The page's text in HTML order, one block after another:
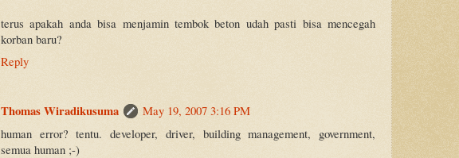
terus apakah anda bisa menjamin tembok beton udah pasti bisa mencegah
korban baru?
Reply
Thomas Wiradikusuma
May 19, 2007 3:16 PM
human error? tentu. developer, driver, building management, government,
semua human ;-)